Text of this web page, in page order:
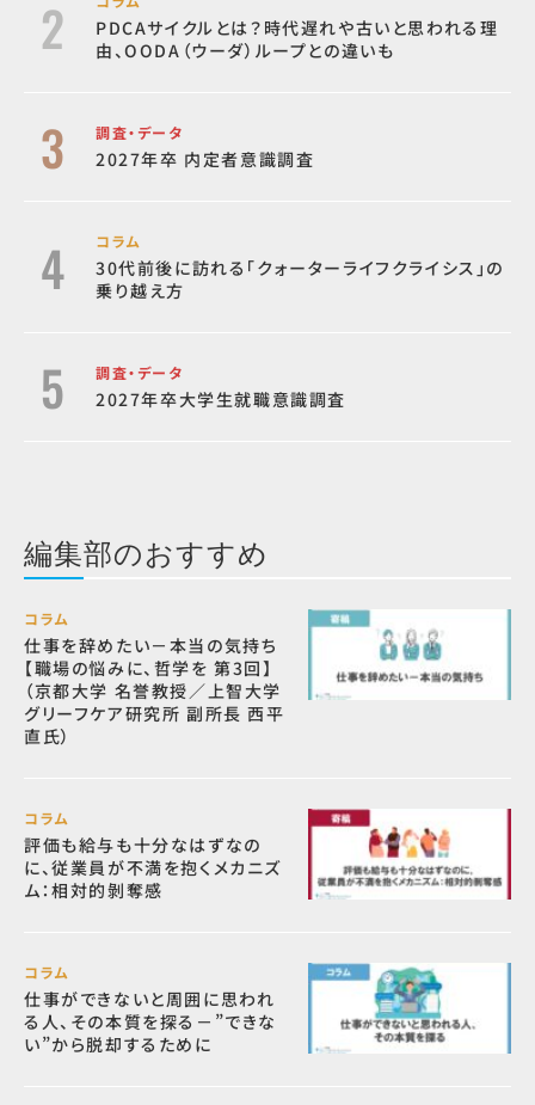
PDCAサイクルとは？時代遅れや古いと思われる理
由、OODA（ウーダ）ループとの違いも
調査・データ
2027年卒 内定者意識調査
コラム
30代前後に訪れる「クォーターライフクライシス」の
乗り越え方
調査・データ
2027年卒大学生就職意識調査
編集部のおすすめ
コラム
仕事を辞めたい－本当の気持ち
【職場の悩みに、哲学を 第3回】
（京都大学 名誉教授／上智大学
グリーフケア研究所 副所長 西平
直氏）
コラム
評価も給与も十分なはずなの
に、従業員が不満を抱くメカニズ
ム：相対的剝奪感
コラム
仕事ができないと周囲に思われ
る人、その本質を探る－”できな
い”から脱却するために